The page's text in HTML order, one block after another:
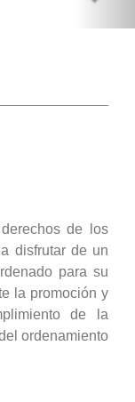
de los
disfrutar de un
para su
la promoción y
de la
ordenamiento